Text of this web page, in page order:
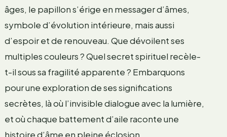
âges, le papillon s’érige en messager d’âmes,
symbole d’évolution intérieure, mais aussi
d’espoir et de renouveau. Que dévoilent ses
multiples couleurs ? Quel secret spirituel recèle-
t-il sous sa fragilité apparente ? Embarquons
pour une exploration de ses significations
secrètes, là où l’invisible dialogue avec la lumière,
et où chaque battement d’aile raconte une
histoire d’âme en pleine éclosion.